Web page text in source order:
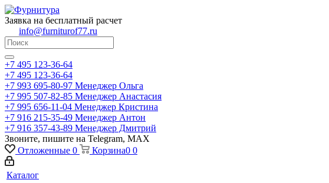
Заявка на бесплатный расчет
info@furniturof77.ru
+7 495 123-36-64
+7 495 123-36-64
+7 993 695-80-97 Менеджер Ольга
+7 995 507-82-85 Менеджер Анастасия
+7 995 656-11-04 Менеджер Кристина
+7 916 215-35-49 Менеджер Антон
+7 916 357-43-89 Менеджер Дмитрий
Звоните, пишите на Telegram, MAX
Отложенные 0 Корзина0 0
Каталог